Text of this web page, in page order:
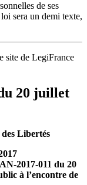
de ses
sera un demi texte,
site de LegiFrance
20 juillet
Libertés
2017-011 du 20
à l’encontre de